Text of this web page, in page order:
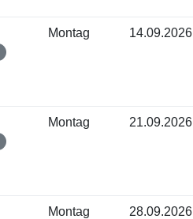
Montag 14.09.2026
Montag 21.09.2026
Montag 28.09.2026